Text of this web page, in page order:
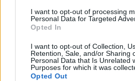
I want to opt-out of processing
Personal Data for Targeted
Opted In
I want to opt-out of Collection,
Retention, Sale, and/or Sharing
Personal Data that Is Unrelated
Purposes for which it was
Opted Out
NOVINKY
Obděnice
6. 8. 2026